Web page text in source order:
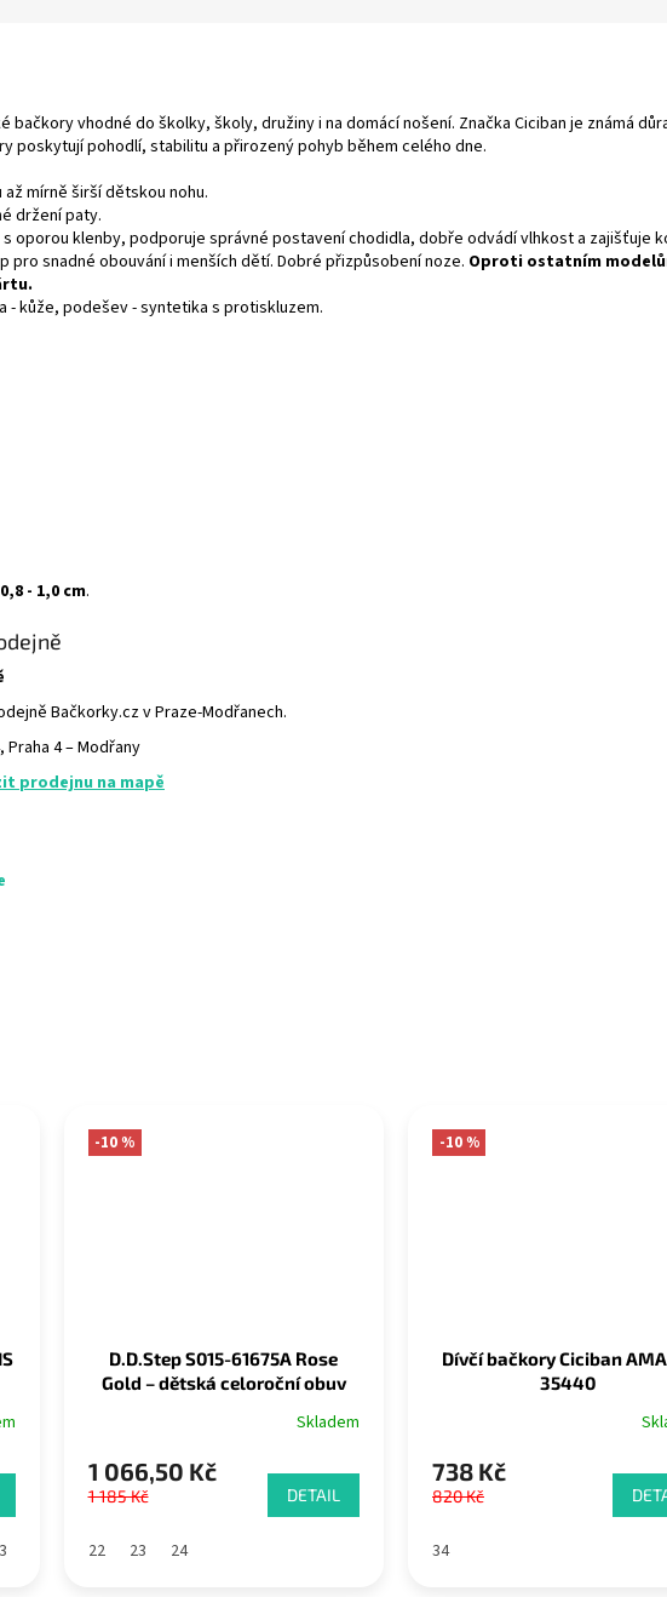
-10 %
D.D.Step S015-61675A Rose
Gold – dětská celoroční obuv
Skladem
1 066,50 Kč
1 185 Kč DETAIL
22 23 24
-10 %
Dívčí bačkory Ciciban
35440
738 Kč
820 Kč
34
bačkory vhodné do školky, školy, družiny i na domácí nošení. Značka Ciciban je známá
poskytují pohodlí, stabilitu a přirozený pohyb během celého dne.
mírně širší dětskou nohu.
držení paty.
oporou klenby, podporuje správné postavení chodidla, dobře odvádí vlhkost a zajišťuje
pro snadné obouvání i menších dětí. Dobré přizpůsobení noze. Oproti ostatním
- kůže, podešev - syntetika s protiskluzem.
0,8 - 1,0 cm.
Bačkorky.cz v Praze-Modřanech.
4 – Modřany
prodejnu na mapě